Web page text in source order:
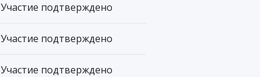
Участие подтверждено
Участие подтверждено
Участие подтверждено